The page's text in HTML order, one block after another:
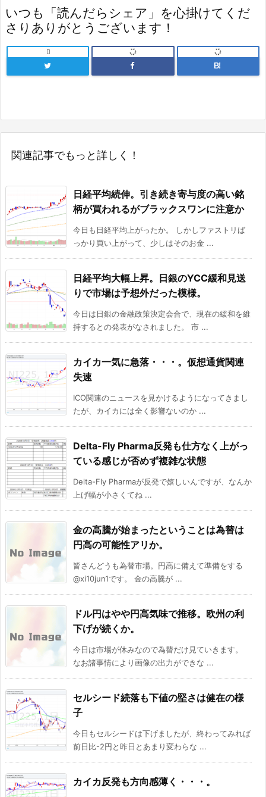
いつも「読んだらシェア」を心掛けてくだ
さりありがとうございます！

B!
関連記事でもっと詳しく！
日経平均続伸。引き続き寄与度の高い銘
柄が買われるがブラックスワンに注意か
今日も日経平均上がったか。 しかしファストリば
っかり買い上がって、少しはそのお金 ...
日経平均大幅上昇。日銀のYCC緩和見送
りで市場は予想外だった模様。
今日は日銀の金融政策決定会合で、現在の緩和を維
持するとの発表がなされました。 市 ...
カイカ一気に急落・・・。仮想通貨関連
失速
ICO関連のニュースを見かけるようになってきまし
たが、カイカには全く影響ないのか ...
Delta-Fly Pharma反発も仕方なく上がっ
ている感じが否めず複雑な状態
Delta-Fly Pharmaが反発で嬉しいんですが、なんか
上げ幅が小さくてね ...
金の高騰が始まったということは為替は
円高の可能性アリか。
皆さんどうも為替市場。円高に備えて準備をする
@xi10jun1です。 金の高騰が ...
ドル円はやや円高気味で推移。欧州の利
下げが続くか。
今日は市場が休みなので為替だけ見ていきます。
なお諸事情により画像の出力ができな ...
セルシード続落も下値の堅さは健在の様
子
今日もセルシードは下げましたが、終わってみれば
前日比-2円と昨日とあまり変わらな ...
カイカ反発も方向感薄く・・・。